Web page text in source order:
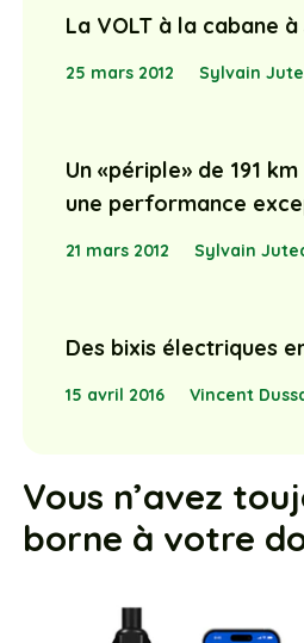
La VOLT à la cabane
25 mars 2012 Sylvain
Un «périple» de 191
une performance
21 mars 2012 Sylvain
Des bixis électriques
15 avril 2016 Vincent
Vous n’avez
borne à votre